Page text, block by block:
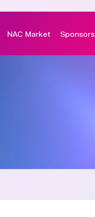
NAC Market Sponsors